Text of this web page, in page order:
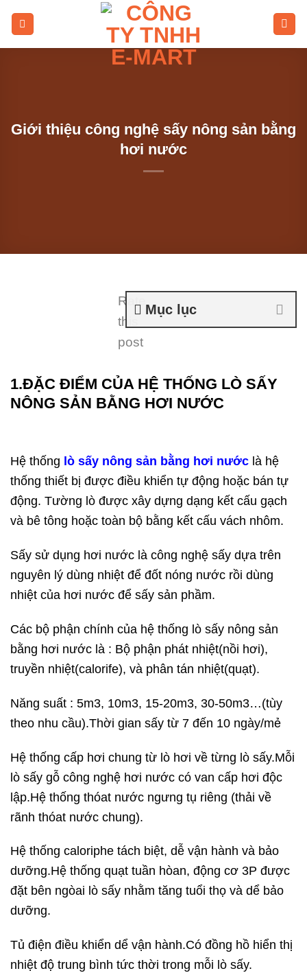
Giới thiệu công nghệ sấy nông sản bằng
hơi nước
Mục lục
Rate
this
post
1.ĐẶC ĐIỂM CỦA HỆ THỐNG LÒ SẤY
NÔNG SẢN BẰNG HƠI NƯỚC
Hệ thống lò sấy nông sản bằng hơi nước là hệ
thống thiết bị được điều khiển tự động hoặc bán tự
động. Tường lò được xây dựng dạng kết cấu gạch
và bê tông hoặc toàn bộ bằng kết cấu vách nhôm.
Sấy sử dụng hơi nước là công nghệ sấy dựa trên
nguyên lý dùng nhiệt để đốt nóng nước rồi dùng
nhiệt của hơi nước để sấy sản phầm.
Các bộ phận chính của hệ thống lò sấy nông sản
bằng hơi nước là : Bộ phận phát nhiệt(nồi hơi),
truyền nhiệt(calorife), và phân tán nhiệt(quạt).
Năng suất : 5m3, 10m3, 15-20m3, 30-50m3…(tùy
theo nhu cầu).Thời gian sấy từ 7 đến 10 ngày/mẻ
Hệ thống cấp hơi chung từ lò hơi về từng lò sấy.Mỗi
lò sấy gỗ công nghệ hơi nước có van cấp hơi độc
lập.Hệ thống thóat nước ngưng tụ riêng (thải về
rãnh thóat nước chung).
Hệ thống caloriphe tách biệt, dễ vận hành và bảo
dưỡng.Hệ thống quạt tuần hòan, động cơ 3P được
đặt bên ngòai lò sấy nhằm tăng tuổi thọ và dể bảo
dưỡng.
Tủ điện điều khiển dể vận hành.Có đồng hồ hiển thị
nhiệt độ trung bình tức thời trong mỗi lò sấy.